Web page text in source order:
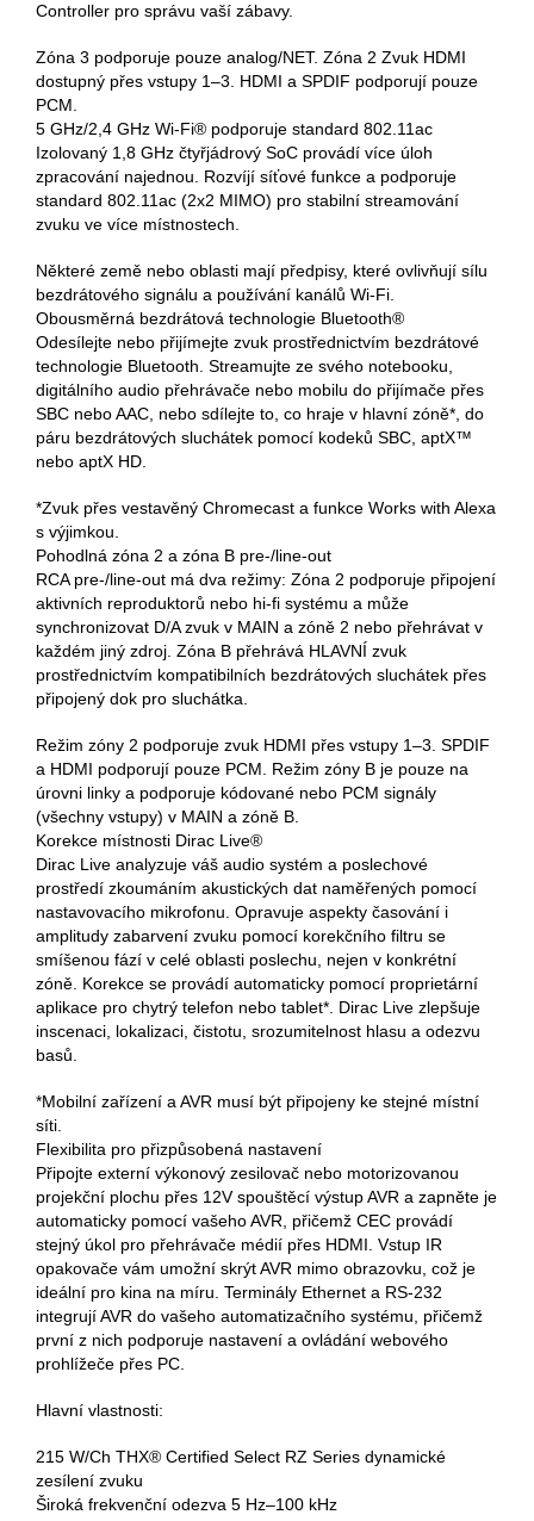
Controller pro správu vaší zábavy.
Zóna 3 podporuje pouze analog/NET. Zóna 2 Zvuk HDMI
dostupný přes vstupy 1–3. HDMI a SPDIF podporují pouze
PCM.
5 GHz/2,4 GHz Wi-Fi® podporuje standard 802.11ac
Izolovaný 1,8 GHz čtyřjádrový SoC provádí více úloh
zpracování najednou. Rozvíjí síťové funkce a podporuje
standard 802.11ac (2x2 MIMO) pro stabilní streamování
zvuku ve více místnostech.
Některé země nebo oblasti mají předpisy, které ovlivňují sílu
bezdrátového signálu a používání kanálů Wi-Fi.
Obousměrná bezdrátová technologie Bluetooth®
Odesílejte nebo přijímejte zvuk prostřednictvím bezdrátové
technologie Bluetooth. Streamujte ze svého notebooku,
digitálního audio přehrávače nebo mobilu do přijímače přes
SBC nebo AAC, nebo sdílejte to, co hraje v hlavní zóně*, do
páru bezdrátových sluchátek pomocí kodeků SBC, aptX™
nebo aptX HD.
*Zvuk přes vestavěný Chromecast a funkce Works with Alexa
s výjimkou.
Pohodlná zóna 2 a zóna B pre-/line-out
RCA pre-/line-out má dva režimy: Zóna 2 podporuje připojení
aktivních reproduktorů nebo hi-fi systému a může
synchronizovat D/A zvuk v MAIN a zóně 2 nebo přehrávat v
každém jiný zdroj. Zóna B přehrává HLAVNÍ zvuk
prostřednictvím kompatibilních bezdrátových sluchátek přes
připojený dok pro sluchátka.
Režim zóny 2 podporuje zvuk HDMI přes vstupy 1–3. SPDIF
a HDMI podporují pouze PCM. Režim zóny B je pouze na
úrovni linky a podporuje kódované nebo PCM signály
(všechny vstupy) v MAIN a zóně B.
Korekce místnosti Dirac Live®
Dirac Live analyzuje váš audio systém a poslechové
prostředí zkoumáním akustických dat naměřených pomocí
nastavovacího mikrofonu. Opravuje aspekty časování i
amplitudy zabarvení zvuku pomocí korekčního filtru se
smíšenou fází v celé oblasti poslechu, nejen v konkrétní
zóně. Korekce se provádí automaticky pomocí proprietární
aplikace pro chytrý telefon nebo tablet*. Dirac Live zlepšuje
inscenaci, lokalizaci, čistotu, srozumitelnost hlasu a odezvu
basů.
*Mobilní zařízení a AVR musí být připojeny ke stejné místní
síti.
Flexibilita pro přizpůsobená nastavení
Připojte externí výkonový zesilovač nebo motorizovanou
projekční plochu přes 12V spouštěcí výstup AVR a zapněte je
automaticky pomocí vašeho AVR, přičemž CEC provádí
stejný úkol pro přehrávače médií přes HDMI. Vstup IR
opakovače vám umožní skrýt AVR mimo obrazovku, což je
ideální pro kina na míru. Terminály Ethernet a RS-232
integrují AVR do vašeho automatizačního systému, přičemž
první z nich podporuje nastavení a ovládání webového
prohlížeče přes PC.
Hlavní vlastnosti:
215 W/Ch THX® Certified Select RZ Series dynamické
zesílení zvuku
Široká frekvenční odezva 5 Hz–100 kHz